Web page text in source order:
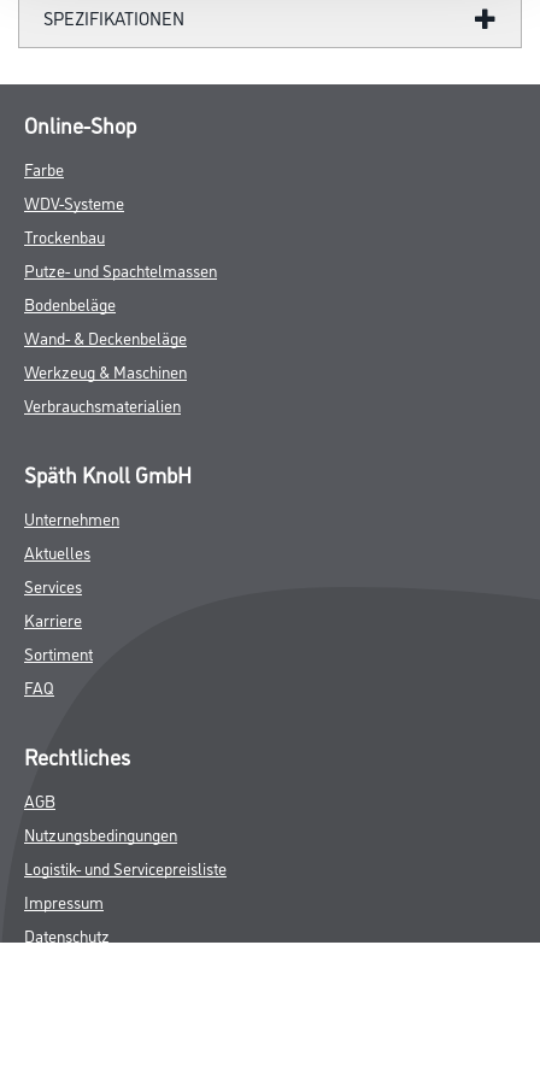
SPEZIFIKATIONEN
Online-Shop
Farbe
WDV-Systeme
Trockenbau
Putze- und Spachtelmassen
Bodenbeläge
Wand- & Deckenbeläge
Werkzeug & Maschinen
Verbrauchsmaterialien
Späth Knoll GmbH
Unternehmen
Aktuelles
Services
Karriere
Sortiment
FAQ
Rechtliches
AGB
Nutzungsbedingungen
Logistik- und Servicepreisliste
Impressum
Datenschutz